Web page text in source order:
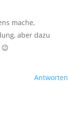
mache,
aber dazu
Antworten